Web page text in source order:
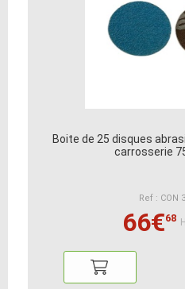
Boite de 25 disques
carrosserie
Ref : CON
66€68